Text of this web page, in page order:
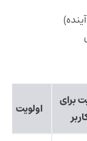
برای
اولویت